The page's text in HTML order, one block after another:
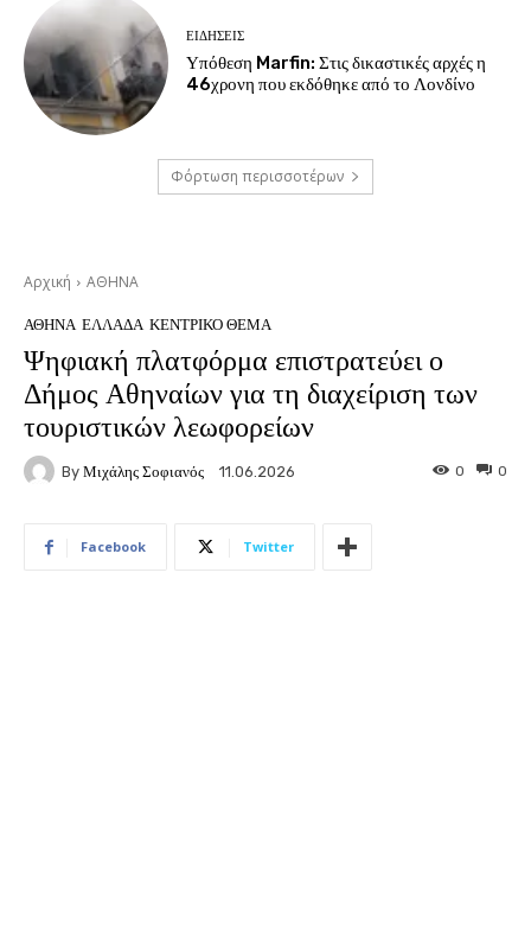
ΕΙΔΗΣΕΙΣ
Υπόθεση Marfin: Στις δικαστικές αρχές η
46χρονη που εκδόθηκε από το Λονδίνο
Φόρτωση περισσοτέρων